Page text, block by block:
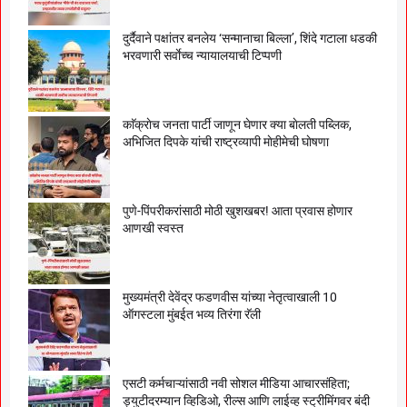
दुर्दैवाने पक्षांतर बनलेय ‘सन्मानाचा बिल्ला’, शिंदे गटाला धडकी
भरवणारी सर्वाेच्च न्यायालयाची टिप्पणी
काॅक्राेच जनता पार्टी जाणून घेणार क्या बाेलती पब्लिक,
अभिजित दिपके यांची राष्ट्रव्यापी माेहीमेची घाेषणा
पुणे-पिंपरीकरांसाठी मोठी खुशखबर! आता प्रवास होणार
आणखी स्वस्त
मुख्यमंत्री देवेंद्र फडणवीस यांच्या नेतृत्वाखाली 10
ऑगस्टला मुंबईत भव्य तिरंगा रॅली
एसटी कर्मचाऱ्यांसाठी नवी सोशल मीडिया आचारसंहिता;
ड्युटीदरम्यान व्हिडिओ, रील्स आणि लाईव्ह स्ट्रीमिंगवर बंदी